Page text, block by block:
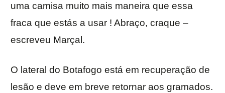
uma camisa muito mais maneira que essa
fraca que estás a usar ! Abraço, craque –
escreveu Marçal.
O lateral do Botafogo está em recuperação de
lesão e deve em breve retornar aos gramados.